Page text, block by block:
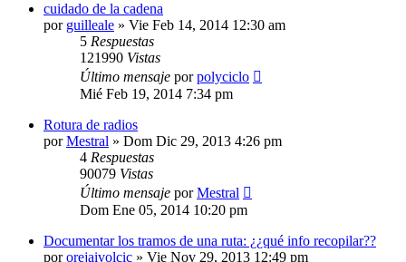
cuidado de la cadena
por guilleale » Vie Feb 14, 2014 12:30 am
5 Respuestas
121990 Vistas
Último mensaje porpolyciclo
Mié Feb 19, 2014 7:34 pm
Rotura de radios
porMestral » Dom Dic 29, 2013 4:26 pm
4 Respuestas
90079 Vistas
Último mensaje porMestral
Dom Ene 05, 2014 10:20 pm
Documentar los tramos de una ruta: ¿¿qué info recopilar??
pororejaivolcic » Vie Nov 29, 2013 12:49 pm